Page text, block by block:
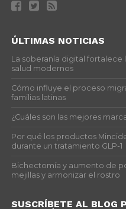
ÚLTIMAS NOTICIAS
La soberanía digital fortalece
salud modernos
Cómo influye el proceso
familias latinas
¿Cuáles son las mejores
Por qué los productos
durante un tratamiento GLP-1
Bichectomía y aumento de
mejillas y armonizar el rostro
SUSCRÍBETE AL BLOG